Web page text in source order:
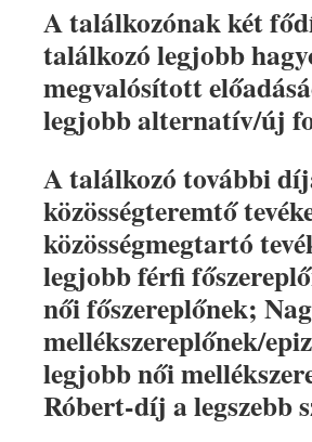
A találkozónak két
találkozó legjobb
megvalósított
legjobb alternatív/új
A találkozó további
közösségteremtő
közösségmegtartó
legjobb férfi
női főszereplőnek;
mellékszereplőnek/
legjobb női
Róbert-díj a legszebb